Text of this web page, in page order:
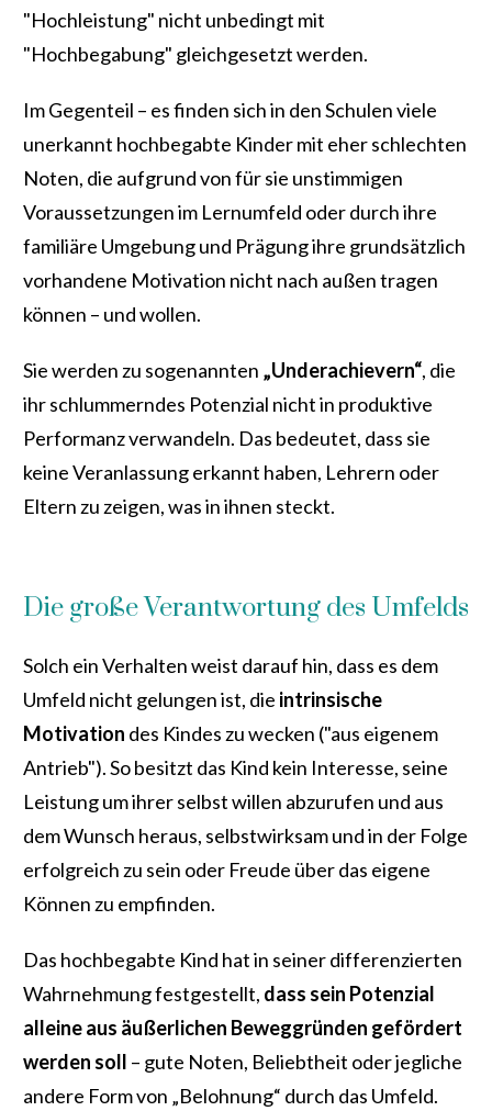
"Hochleistung" nicht unbedingt mit
"Hochbegabung" gleichgesetzt werden.
Im Gegenteil – es finden sich in den Schulen viele
unerkannt hochbegabte Kinder mit eher schlechten
Noten, die aufgrund von für sie unstimmigen
Voraussetzungen im Lernumfeld oder durch ihre
familiäre Umgebung und Prägung ihre grundsätzlich
vorhandene Motivation nicht nach außen tragen
können – und wollen.
Sie werden zu sogenannten „Underachievern“, die
ihr schlummerndes Potenzial nicht in produktive
Performanz verwandeln. Das bedeutet, dass sie
keine Veranlassung erkannt haben, Lehrern oder
Eltern zu zeigen, was in ihnen steckt.
Die große Verantwortung des Umfelds
Solch ein Verhalten weist darauf hin, dass es dem
Umfeld nicht gelungen ist, die intrinsische
Motivation des Kindes zu wecken ("aus eigenem
Antrieb"). So besitzt das Kind kein Interesse, seine
Leistung um ihrer selbst willen abzurufen und aus
dem Wunsch heraus, selbstwirksam und in der Folge
erfolgreich zu sein oder Freude über das eigene
Können zu empfinden.
Das hochbegabte Kind hat in seiner differenzierten
Wahrnehmung festgestellt, dass sein Potenzial
alleine aus äußerlichen Beweggründen gefördert
werden soll – gute Noten, Beliebtheit oder jegliche
andere Form von „Belohnung“ durch das Umfeld.